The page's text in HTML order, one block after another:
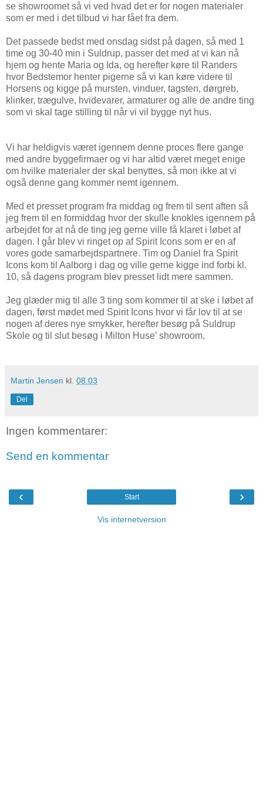
se showroomet så vi ved hvad det er for nogen materialer
som er med i det tilbud vi har fået fra dem.
Det passede bedst med onsdag sidst på dagen, så med 1
time og 30-40 min i Suldrup, passer det med at vi kan nå
hjem og hente Maria og Ida, og herefter køre til Randers
hvor Bedstemor henter pigerne så vi kan køre videre til
Horsens og kigge på mursten, vinduer, tagsten, dørgreb,
klinker, trægulve, hvidevarer, armaturer og alle de andre ting
som vi skal tage stilling til når vi vil bygge nyt hus.
Vi har heldigvis været igennem denne proces flere gange
med andre byggefirmaer og vi har altid været meget enige
om hvilke materialer der skal benyttes, så mon ikke at vi
også denne gang kommer nemt igennem.
Med et presset program fra middag og frem til sent aften så
jeg frem til en formiddag hvor der skulle knokles igennem på
arbejdet for at nå de ting jeg gerne ville få klaret i løbet af
dagen. I går blev vi ringet op af Spirit Icons som er en af
vores gode samarbejdspartnere. Tim og Daniel fra Spirit
Icons kom til Aalborg i dag og ville gerne kigge ind forbi kl.
10, så dagens program blev presset lidt mere sammen.
Jeg glæder mig til alle 3 ting som kommer til at ske i løbet af
dagen, først mødet med Spirit Icons hvor vi får lov til at se
nogen af deres nye smykker, herefter besøg på Suldrup
Skole og til slut besøg i Milton Huse’ showroom.
Martin Jensen kl. 08.03
Del
Ingen kommentarer:
Send en kommentar
‹ ›
Start
Vis internetversion